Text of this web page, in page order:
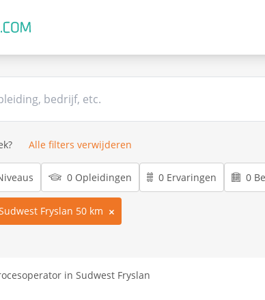
Alle filters verwijderen
0 Opleidingen 0 Ervaringen 0
Fryslan 50 km
in Sudwest Fryslan